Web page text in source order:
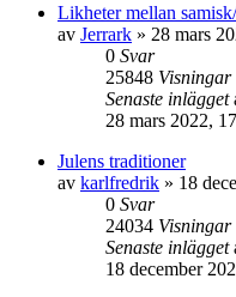
Likheter mellan
av Jerrark » 28 mars
0 Svar
25848 Visningar
Senaste inlägget
28 mars 2022,
Julens traditioner
av karlfredrik » 18
0 Svar
24034 Visningar
Senaste inlägget
18 december